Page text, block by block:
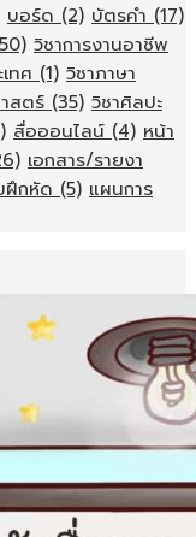
บอร์ด (2) บัตรคำ (17)
วิชาการงานอาชีพ
ทศ (1) วิชาภาษา
สตร์ (35) วิชาศิลปะ
สื่อออนไลน์ (4) หน้า
เอกสาร/รายงา
ฝึกหัด (5) แผนการ